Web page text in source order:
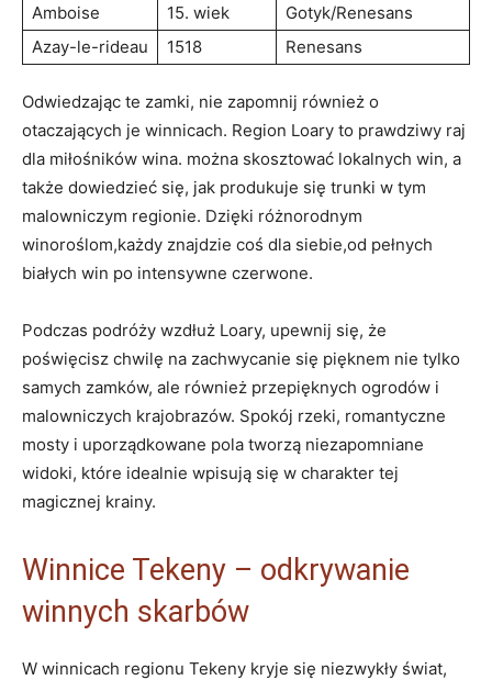
Amboise
15. wiek
Gotyk/Renesans
Azay-le-rideau
1518 Renesans
Odwiedzając te zamki, nie zapomnij również o
otaczających je winnicach. Region Loary to prawdziwy raj
dla miłośników wina. można skosztować lokalnych win, a
także dowiedzieć się, jak produkuje się trunki w tym
malowniczym regionie. Dzięki różnorodnym
winoroślom,każdy znajdzie coś dla siebie,od pełnych
białych win po intensywne czerwone.
Podczas podróży wzdłuż Loary, upewnij się, że
poświęcisz chwilę na zachwycanie się pięknem nie tylko
samych zamków, ale również przepięknych ogrodów i
malowniczych krajobrazów. Spokój rzeki, romantyczne
mosty i uporządkowane pola tworzą niezapomniane
widoki, które idealnie wpisują się w charakter tej
magicznej krainy.
Winnice Tekeny – odkrywanie
winnych skarbów
W winnicach regionu Tekeny kryje się niezwykły świat,